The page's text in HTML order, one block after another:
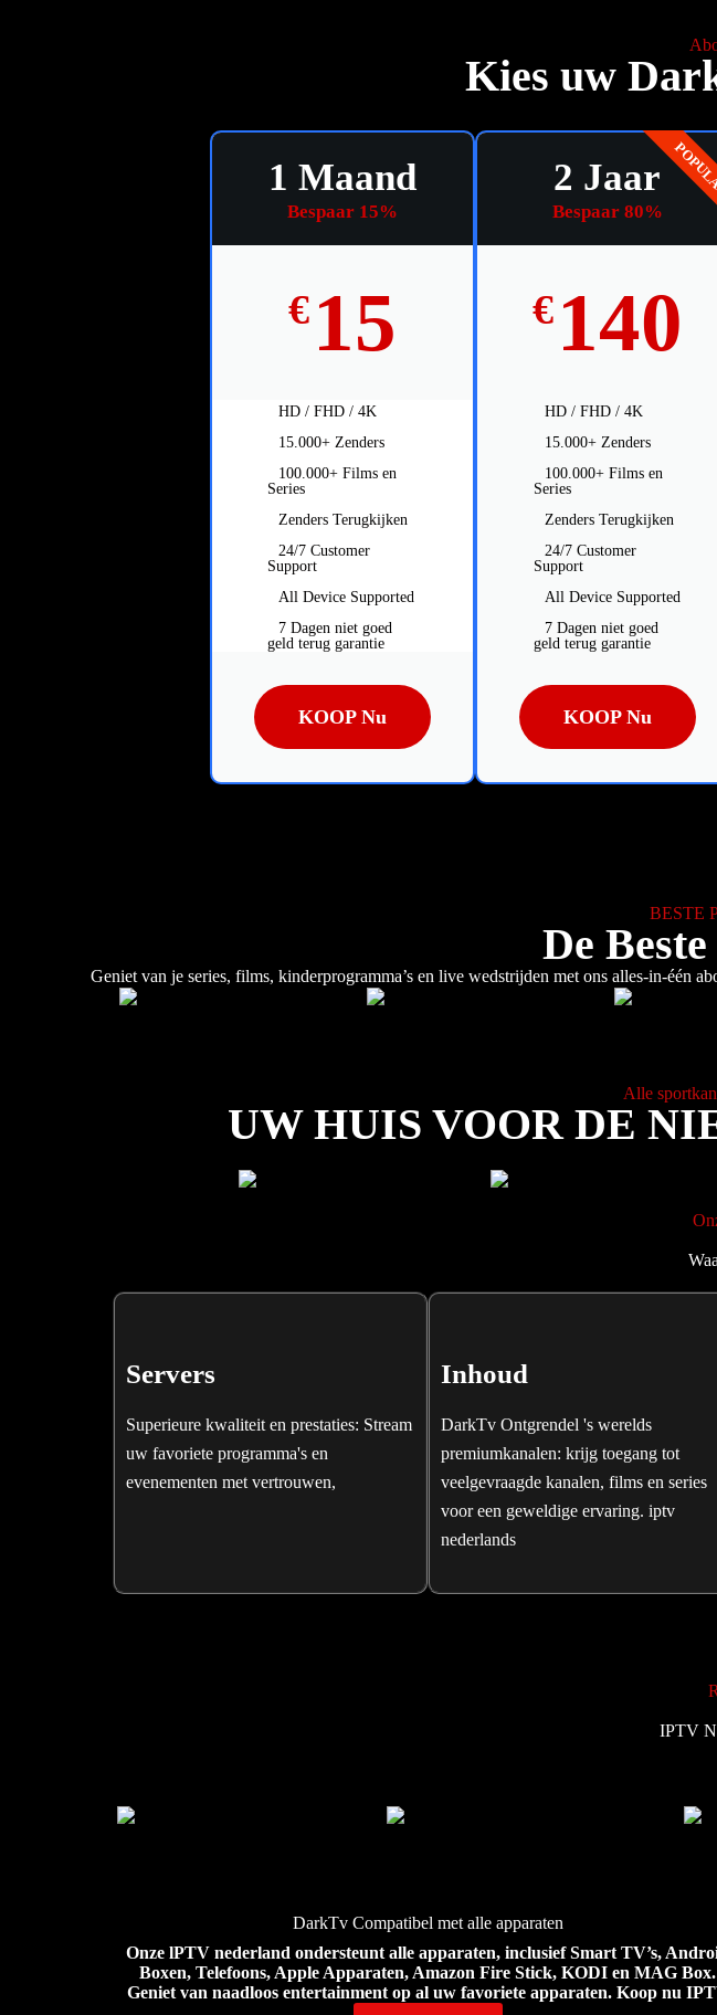
Kies uw
1 Maand
Bespaar 15%
€ 15
HD / FHD / 4K
15.000+ Zenders
100.000+ Films en
Series
Zenders Terugkijken
24/7 Customer
Support
All Device Supported
7 Dagen niet goed
geld terug garantie
KOOP Nu
2 Jaar
Bespaar 80%
€ 140
HD / FHD / 4K
15.000+ Zenders
100.000+ Films en
Series
Zenders Terugkijken
24/7 Customer
Support
All Device Supported
7 Dagen niet goed
geld terug garantie
KOOP Nu
BESTE
De
Geniet van je series, films, kinderprogramma’s en live wedstrijden met ons alles-in-één
Alle
UW HUIS VOOR DE
Servers
Superieure kwaliteit en prestaties: Stream
uw favoriete programma's en
evenementen met vertrouwen,
Inhoud
DarkTv Ontgrendel 's werelds
premiumkanalen: krijg toegang tot
veelgevraagde kanalen, films en series
voor een geweldige ervaring. iptv
nederlands
IPTV
DarkTv Compatibel met alle apparaten
Onze lPTV nederland ondersteunt alle apparaten, inclusief Smart TV’s,
Boxen, Telefoons, Apple Apparaten, Amazon Fire Stick, KODI en MAG Box.
Geniet van naadloos entertainment op al uw favoriete apparaten. Koop nu